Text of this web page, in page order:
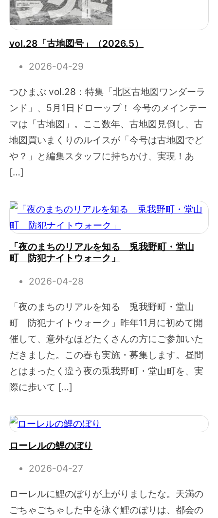
vol.28「古地図号」（2026.5）
2026-04-29
つひまぶ vol.28：特集「北区古地図ワンダーラ
ンド」、5月1日ドローップ！ 今号のメインテー
マは「古地図」。ここ数年、古地図見倒し、古
地図買いまくりのルイスが「今号は古地図でど
や？」と編集スタッフに持ちかけ、実現！あ
[…]
「夜のまちのリアルを知る 兎我野町・堂山
町 防犯ナイトウォーク」
2026-04-28
「夜のまちのリアルを知る 兎我野町・堂山
町 防犯ナイトウォーク」昨年11月に初めて開
催して、意外なほどたくさんの方にご参加いた
だきました。この春も実施・募集します。昼間
とはまったく違う夜の兎我野町・堂山町を、実
際に歩いて […]
ローレルの鯉のぼり
2026-04-27
ローレルに鯉のぼりが上がりましたな。天満の
ごちゃごちゃした中を泳ぐ鯉のぼりは、都会の